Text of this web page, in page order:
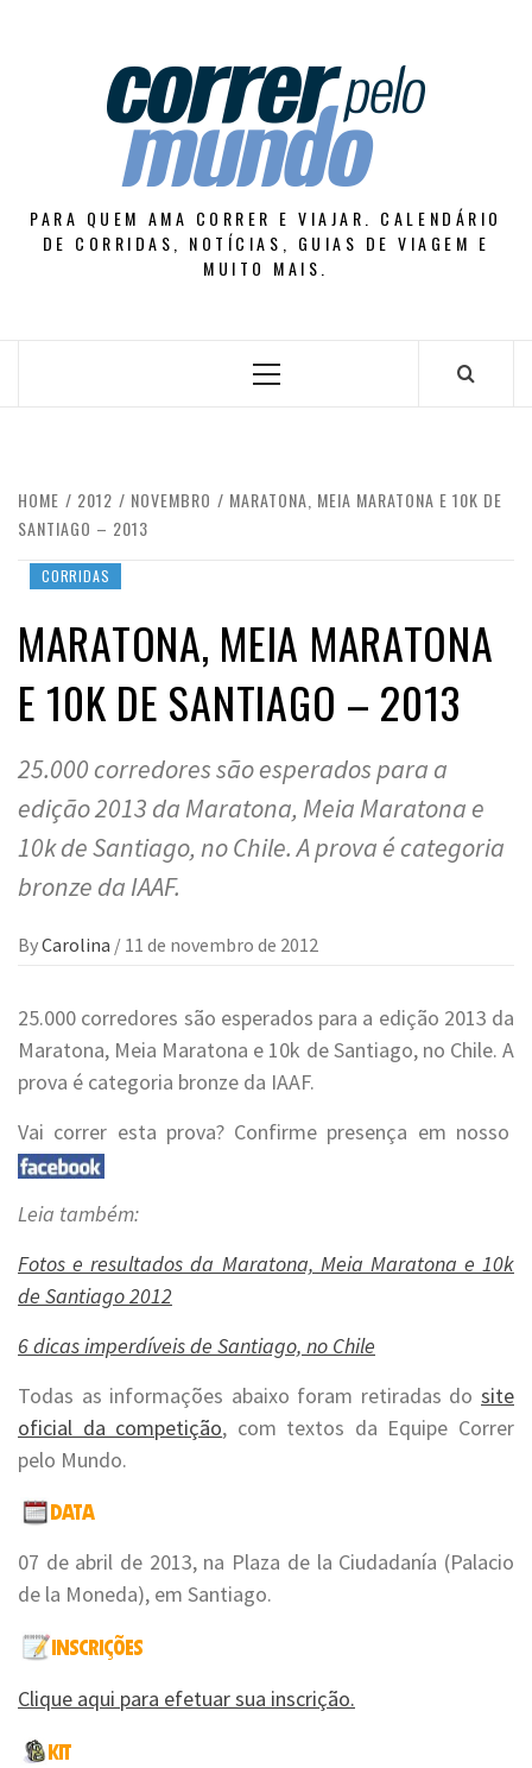
PARA QUEM AMA CORRER E VIAJAR. CALENDÁRIO
DE CORRIDAS, NOTÍCIAS, GUIAS DE VIAGEM E
MUITO MAIS.
Primary
HOME 2012 NOVEMBRO
MARATONA, MEIA MARATONA E 10K DE
SANTIAGO – 2013
CORRIDAS
MARATONA, MEIA MARATONA
E 10K DE SANTIAGO – 2013
25.000 corredores são esperados para a
edição 2013 da Maratona, Meia Maratona e
10k de Santiago, no Chile. A prova é categoria
bronze da IAAF.
ByCarolina / 11 de novembro de 2012
25.000 corredores são esperados para a edição 2013 da
Maratona, Meia Maratona e 10k de Santiago, no Chile. A
prova é categoria bronze da IAAF.
Vai correr esta prova? Confirme presença em nosso
Leia também:
Fotos e resultados da Maratona, Meia Maratona e 10k
de Santiago 2012
6 dicas imperdíveis de Santiago, no Chile
Todas as informações abaixo foram retiradas do site
oficial da competição, com textos da Equipe Correr
pelo Mundo.
07 de abril de 2013, na Plaza de la Ciudadanía (Palacio
de la Moneda), em Santiago.
Clique aqui para efetuar sua inscrição.